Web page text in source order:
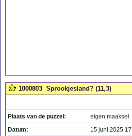
1000803 Sprookjesland? (11,3)
Plaats van de puzzel:
eigen maaksel
Datum:
15 juni 2025